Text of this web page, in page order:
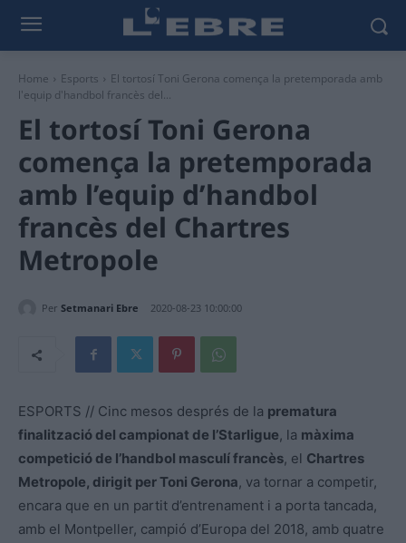
Home Esports
El tortosí Toni Gerona comença la pretemporada amb
l'equip d'handbol francès del...
El tortosí Toni Gerona
comença la pretemporada
amb l’equip d’handbol
francès del Chartres
Metropole
Per Setmanari Ebre 2020-08-23 10:00:00
ESPORTS // Cinc mesos després de la prematura
finalització del campionat de l’Starligue, la màxima
competició de l’handbol masculí francès, el Chartres
Metropole, dirigit per Toni Gerona, va tornar a competir,
encara que en un partit d’entrenament i a porta tancada,
amb el Montpeller, campió d’Europa del 2018, amb quatre